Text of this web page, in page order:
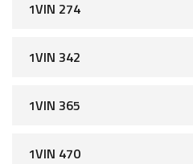
1VIN 274
1VIN 342
1VIN 365
1VIN 470